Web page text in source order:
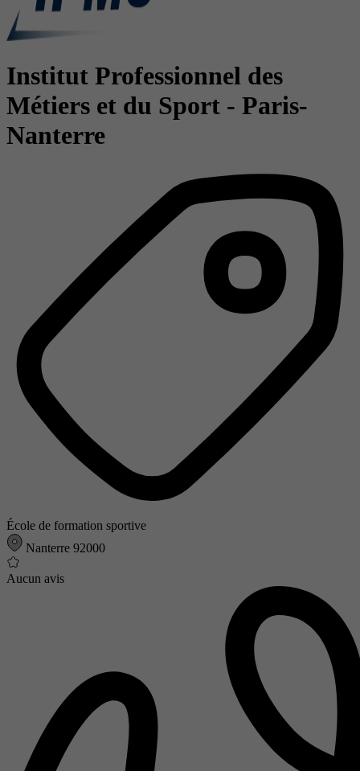
Institut Professionnel des
Métiers et du Sport - Paris-
Nanterre
École de formation sportive
Nanterre 92000
Aucun avis